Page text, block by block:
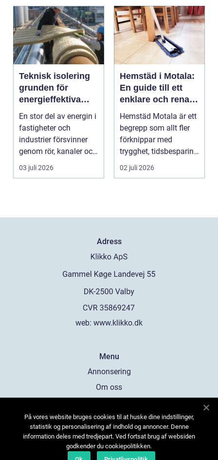
Teknisk isolering
grunden för
energieffektiva
och säkra
byggnader
En stor del av energin i
fastigheter och
industrier försvinner
genom rör, kanaler och
tekniska insta...
03 juli 2026
Hemstäd i Motala:
En guide till ett
enklare och renare
vardagsliv
Hemstäd Motala är ett
begrepp som allt fler
förknippar med
trygghet, tidsbesparing
oc...
02 juli 2026
Adress
web: www.klikko.dk
Menu
Annonsering
Om oss
Kontakta oss
Sitemap
På vores website bruges cookies til at huske dine indstillinger,
statistik og personalisering af indhold og annoncer. Denne
information deles med tredjepart. Ved fortsat brug af websiden
godkender du cookiepolitikken.